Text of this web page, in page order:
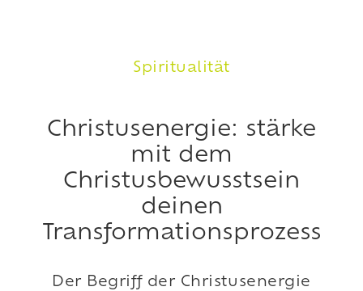
Spiritualität
Christusenergie: stärke
mit dem
Christusbewusstsein
deinen
Transformationsprozess
Der Begriff der Christusenergie